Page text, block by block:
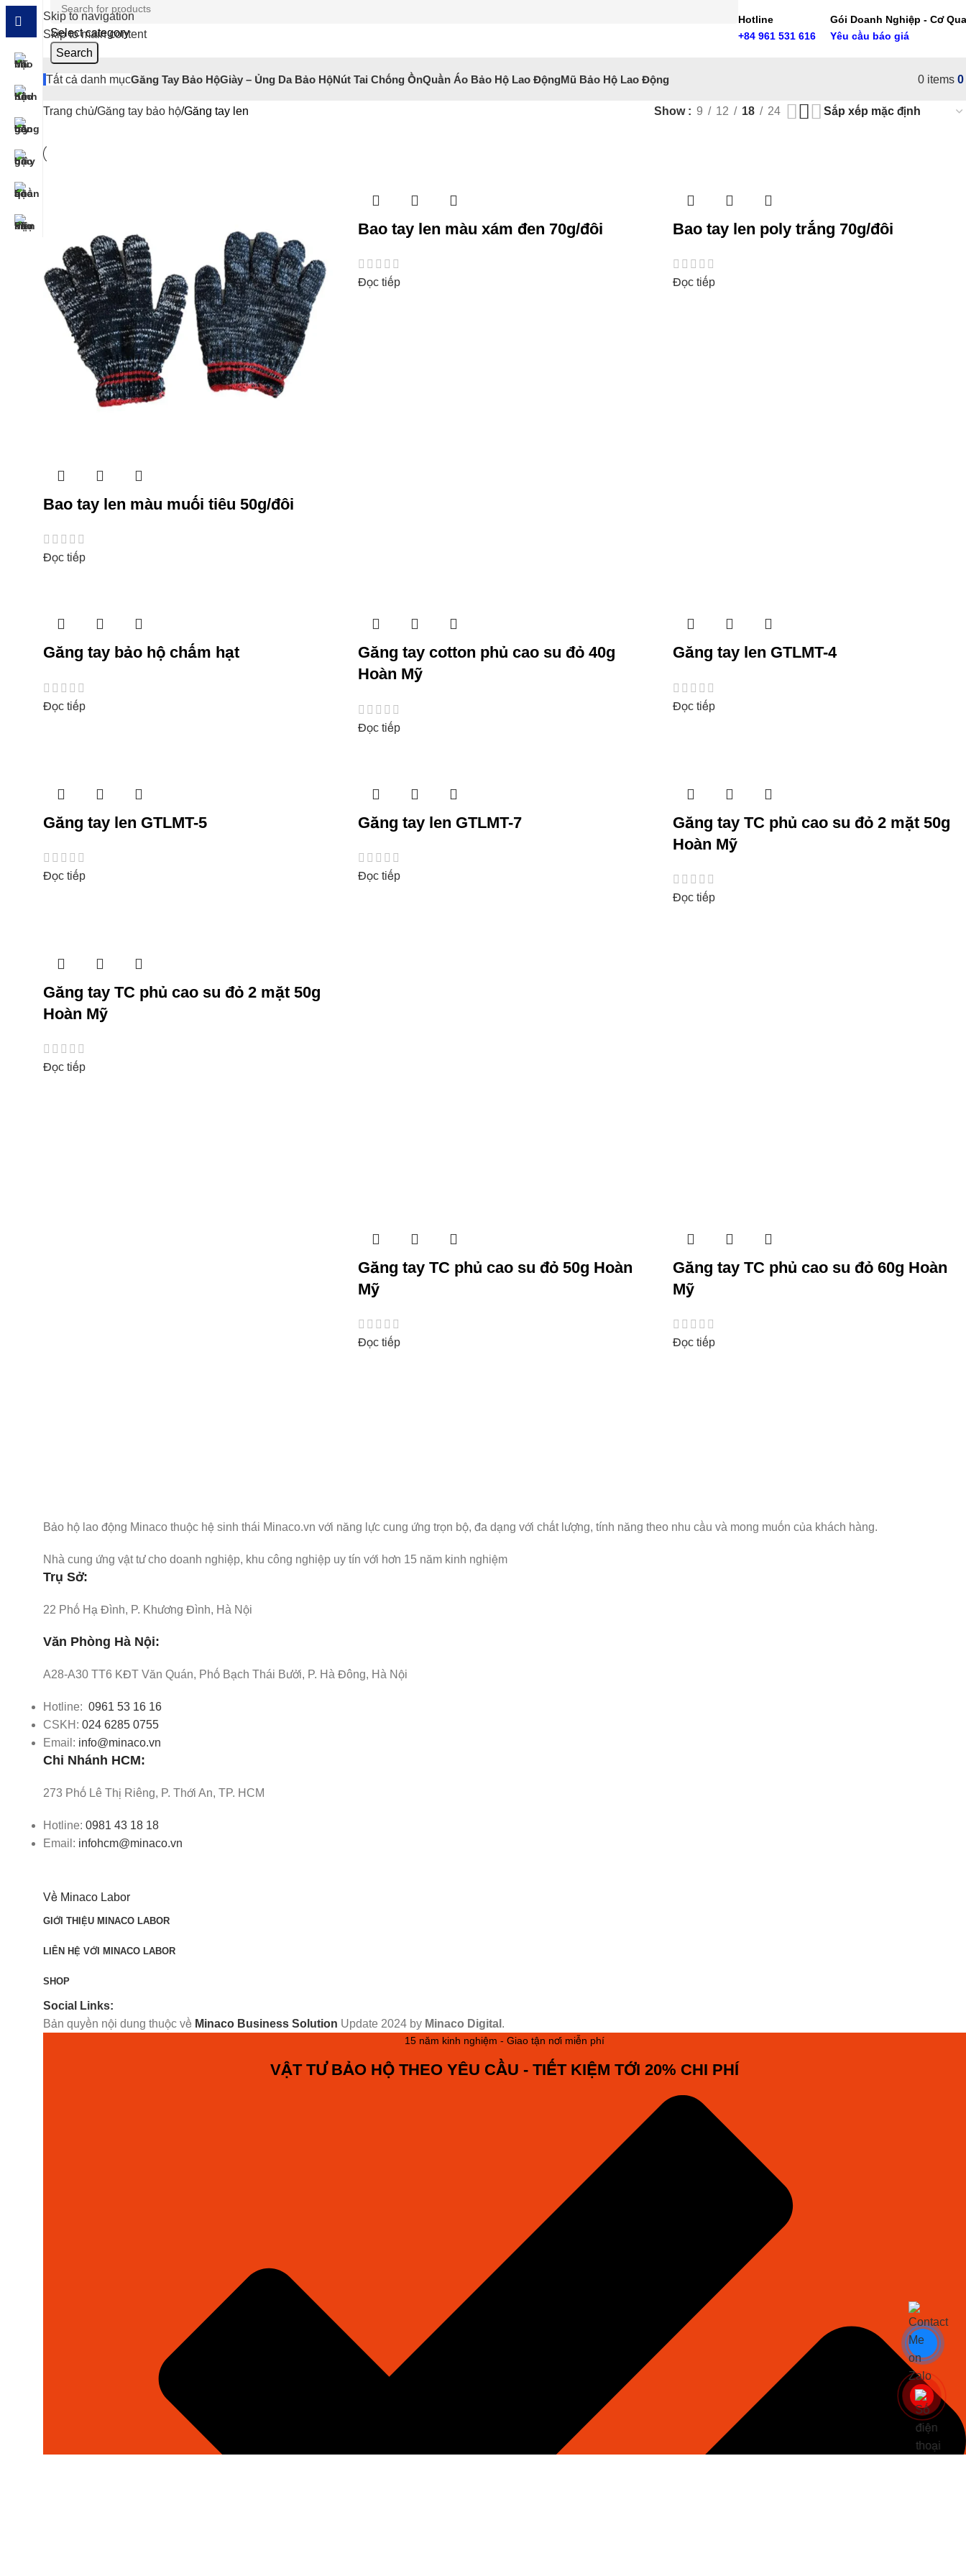
Skip to navigation
Skip to main content
Select category
Search
Hotline
+84 961 531 616
Gói Doanh Nghiệp - Cơ
Yêu cầu báo giá
Tất cả danh mụcGăng Tay Bảo HộGiày – Ủng Da Bảo HộNút Tai Chống ỒnQuần Áo Bảo Hộ Lao ĐộngMũ Bảo Hộ Lao Động 0 items 0
Trang chủ Găng tay bảo hộ Găng tay len Show 9 12 18 24
Bao tay len màu muối tiêu 50g/đôi
Đọc tiếp
Bao tay len màu xám đen 70g/đôi
Đọc tiếp
Bao tay len poly trắng 70g/đôi
Đọc tiếp
Găng tay bảo hộ chấm hạt
Đọc tiếp
Găng tay cotton phủ cao su đỏ 40g
Hoàn Mỹ
Đọc tiếp
Găng tay len GTLMT-4
Đọc tiếp
Găng tay len GTLMT-5
Đọc tiếp
Găng tay len GTLMT-7
Đọc tiếp
Găng tay TC phủ cao su đỏ 2 mặt 50g
Hoàn Mỹ
Đọc tiếp
Găng tay TC phủ cao su đỏ 2 mặt 50g
Hoàn Mỹ
Đọc tiếp
Găng tay TC phủ cao su đỏ 50g Hoàn
Mỹ
Đọc tiếp
Găng tay TC phủ cao su đỏ 60g Hoàn
Mỹ
Đọc tiếp
Bảo hộ lao động Minaco thuộc hệ sinh thái Minaco.vn với năng lực cung ứng trọn bộ, đa dạng với chất lượng, tính năng theo nhu cầu và mong muốn của khách hàng.
Nhà cung ứng vật tư cho doanh nghiệp, khu công nghiệp uy tín với hơn 15 năm kinh nghiệm
Trụ Sở:
22 Phố Hạ Đình, P. Khương Đình, Hà Nội
Văn Phòng Hà Nội:
A28-A30 TT6 KĐT Văn Quán, Phố Bạch Thái Bưởi, P. Hà Đông, Hà Nội
Hotline: 0961 53 16 16
CSKH: 024 6285 0755
Email: info@minaco.vn
Chi Nhánh HCM:
273 Phố Lê Thị Riêng, P. Thới An, TP. HCM
Hotline: 0981 43 18 18
Email: infohcm@minaco.vn
Về Minaco Labor
GIỚI THIỆU MINACO LABOR
LIÊN HỆ VỚI MINACO LABOR
SHOP
Social Links:
Bản quyền nội dung thuộc về Minaco Business Solution Update 2024 by Minaco Digital .
15 năm kinh nghiệm - Giao tận nơi miễn phí
VẬT TƯ BẢO HỘ THEO YÊU CẦU - TIẾT KIỆM TỚI 20% CHI PHÍ